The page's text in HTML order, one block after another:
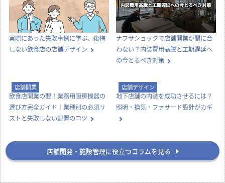
実際にあった失敗事例に学ぶ、後悔
しない飲食店の店舗デザイン
ナフサショックで店舗開業が間に合
わない？内装費用高騰と工期遅延へ
の今とるべき対策
店舗開業
飲食店開業の要！業務用厨房機器の
選び方完全ガイド｜業種別の必須リ
ストと失敗しない配置のコツ
店舗デザイン
地下店舗の内装を成功させるには？
照明・換気・ファサード設計がカギ
店舗開発・施設管理に役立つコラムを見る